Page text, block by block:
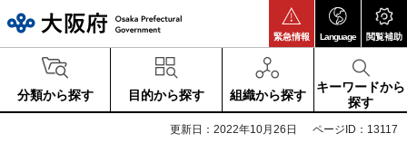
緊急情報 Language 閲覧補助
分類から探す 目的から探す 組織から探す
キーワードから
探す
更新日：2022年10月26日 ページID：13117